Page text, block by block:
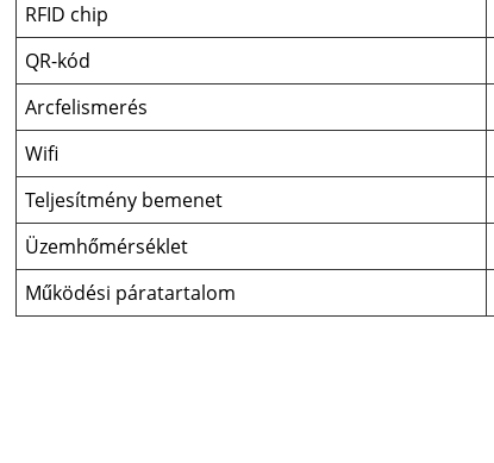
RFID chip
QR-kód
Arcfelismerés
Wifi
Teljesítmény bemenet
Üzemhőmérséklet
Működési páratartalom